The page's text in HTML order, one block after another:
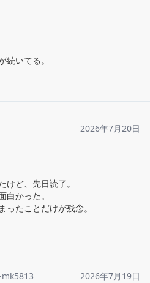
続いてる。
2026年7月20日
ど、先日読了。
白かった。
たことだけが残念。
2026年7月19日